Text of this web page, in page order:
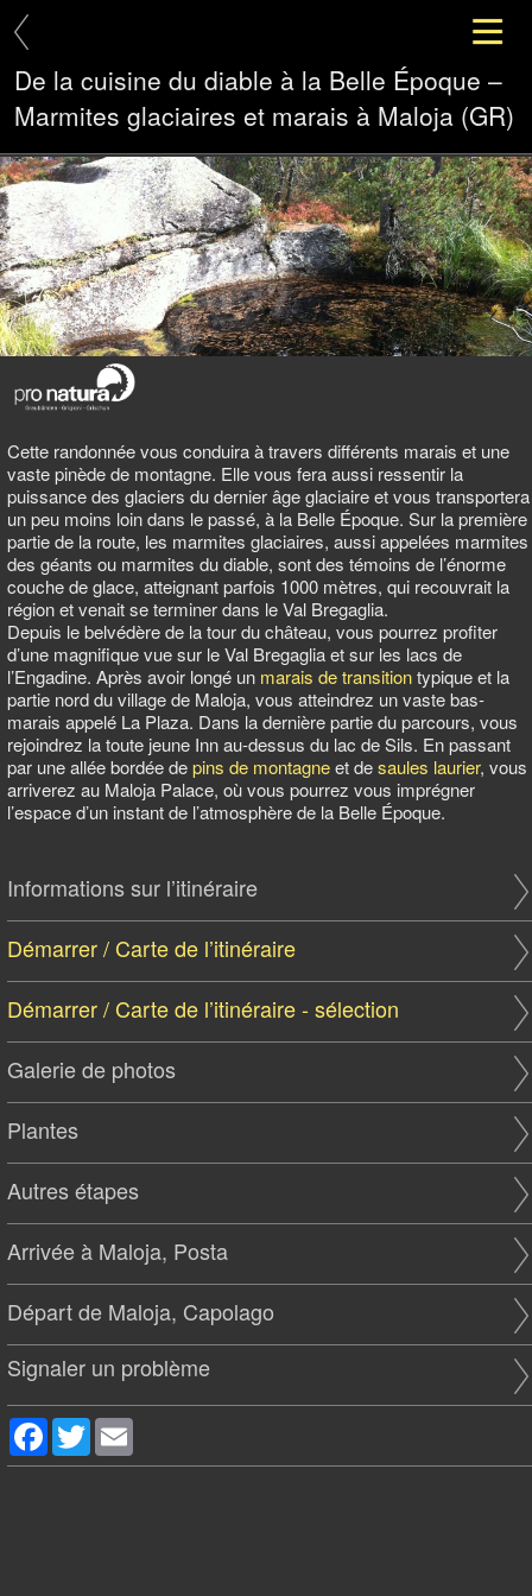
De la cuisine du diable à la Belle Époque –
Marmites glaciaires et marais à Maloja (GR)
Cette randonnée vous conduira à travers différents marais et une
vaste pinède de montagne. Elle vous fera aussi ressentir la
puissance des glaciers du dernier âge glaciaire et vous transportera
un peu moins loin dans le passé, à la Belle Époque. Sur la première
partie de la route, les marmites glaciaires, aussi appelées marmites
des géants ou marmites du diable, sont des témoins de l’énorme
couche de glace, atteignant parfois 1000 mètres, qui recouvrait la
région et venait se terminer dans le Val Bregaglia.
Depuis le belvédère de la tour du château, vous pourrez profiter
d’une magnifique vue sur le Val Bregaglia et sur les lacs de
l’Engadine. Après avoir longé un marais de transitiontypique et la
partie nord du village de Maloja, vous atteindrez un vaste bas-
marais appelé La Plaza. Dans la dernière partie du parcours, vous
rejoindrez la toute jeune Inn au-dessus du lac de Sils. En passant
par une allée bordée depins de montagneet desaules laurier, vous
arriverez au Maloja Palace, où vous pourrez vous imprégner
l’espace d’un instant de l’atmosphère de la Belle Époque.
Informations sur l’itinéraire
Démarrer / Carte de l’itinéraire
Démarrer / Carte de l’itinéraire - sélection
Galerie de photos
Plantes
Autres étapes
Arrivée à Maloja, Posta
Départ de Maloja, Capolago
Signaler un problème
Facebook
Twitter